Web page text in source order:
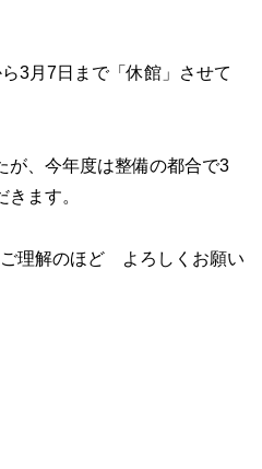
3月7日まで「休館」させて
が、今年度は整備の都合で3
ます。
理解のほど よろしくお願い